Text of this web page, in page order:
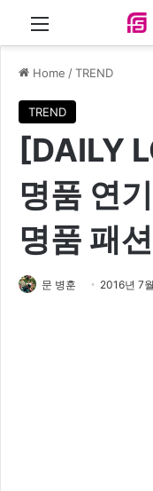
Home /TREND
TREND
[DAILY
명품 연
명품 패션
문 병훈 2016년 7